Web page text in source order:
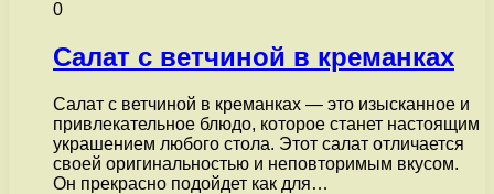
0
Салат с ветчиной в креманках
Салат с ветчиной в креманках — это изысканное и
привлекательное блюдо, которое станет настоящим
украшением любого стола. Этот салат отличается
своей оригинальностью и неповторимым вкусом.
Он прекрасно подойдет как для…